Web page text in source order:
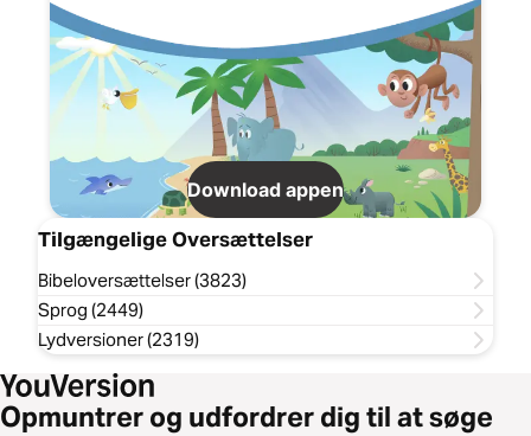
Download appen
Tilgængelige Oversættelser
Bibeloversættelser (3823)
Sprog (2449)
Lydversioner (2319)
Opmuntrer og udfordrer dig til at søge